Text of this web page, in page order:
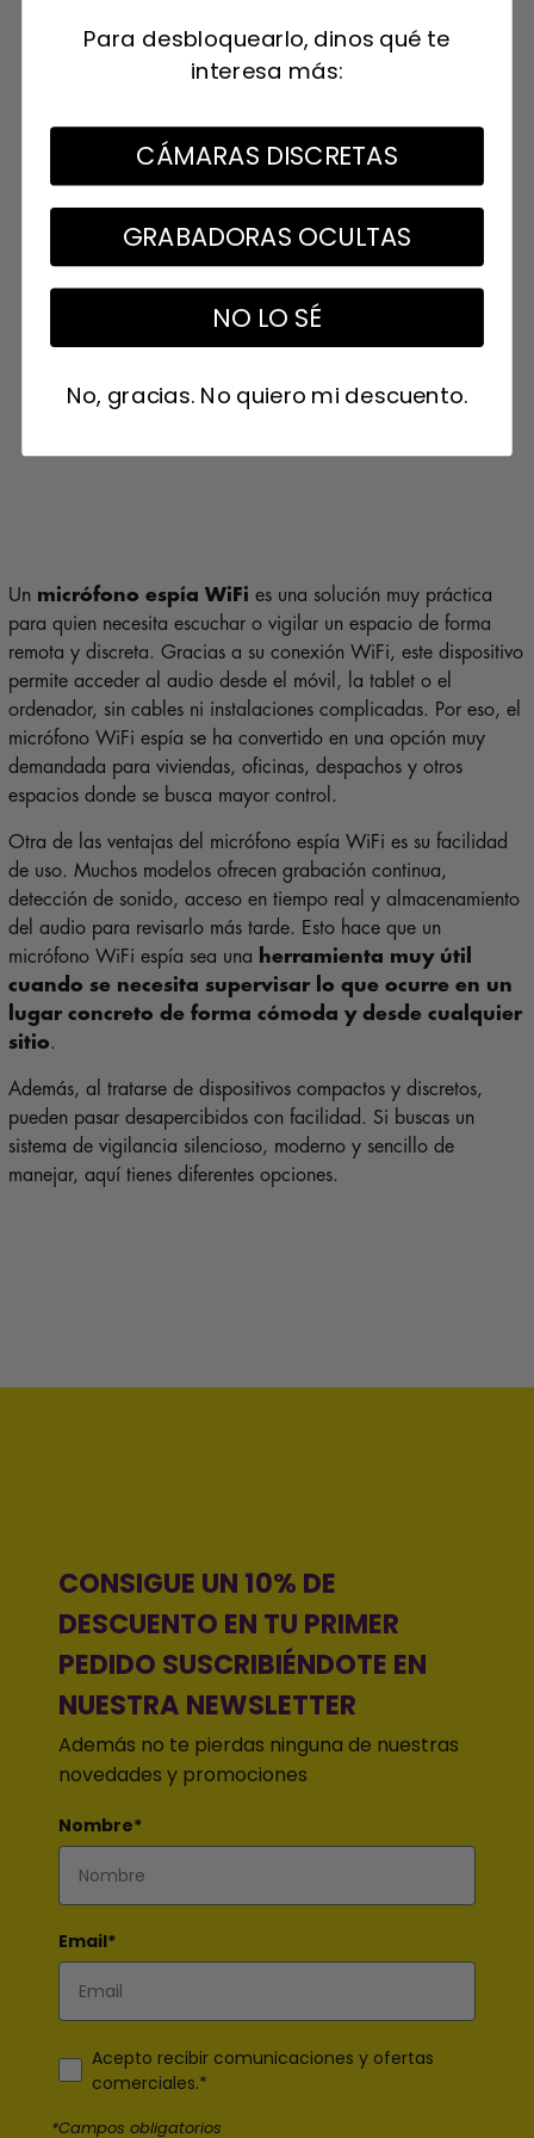
Un micrófono espía WiFi es una solución muy práctica
para quien necesita escuchar o vigilar un espacio de forma
remota y discreta. Gracias a su conexión WiFi, este dispositivo
permite acceder al audio desde el móvil, la tablet o el
ordenador, sin cables ni instalaciones complicadas. Por eso, el
micrófono WiFi espía se ha convertido en una opción muy
demandada para viviendas, oficinas, despachos y otros
espacios donde se busca mayor control.
Otra de las ventajas del micrófono espía WiFi es su facilidad
de uso. Muchos modelos ofrecen grabación continua,
detección de sonido, acceso en tiempo real y almacenamiento
del audio para revisarlo más tarde. Esto hace que un
micrófono WiFi espía sea una
herramienta muy útil
cuando se necesita supervisar lo que ocurre en un
lugar concreto de forma cómoda y desde cualquier
sitio.
Además, al tratarse de dispositivos compactos y discretos,
pueden pasar desapercibidos con facilidad. Si buscas un
sistema de vigilancia silencioso, moderno y sencillo de
manejar, aquí tienes diferentes opciones.
CONSIGUE UN 10% DE
DESCUENTO EN TU PRIMER
PEDIDO SUSCRIBIÉNDOTE EN
NUESTRA NEWSLETTER
Además no te pierdas ninguna de nuestras
novedades y promociones
Nombre*
Email*
Acepto recibir comunicaciones y ofertas
comerciales.*
*Campos obligatorios
Para desbloquearlo, dinos qué te
interesa más:
CÁMARAS DISCRETAS
GRABADORAS OCULTAS
NO LO SÉ
No, gracias. No quiero mi descuento.